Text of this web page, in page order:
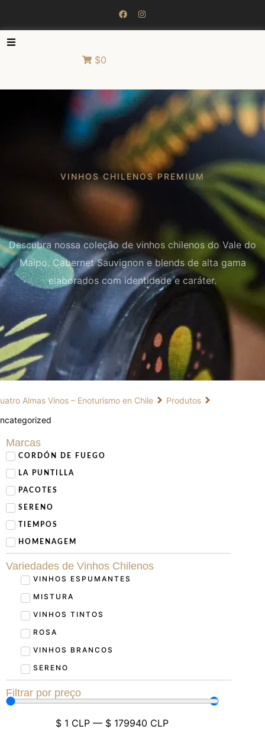
$0
VINHOS CHILENOS PREMIUM
Descubra nossa coleção de vinhos chilenos do Vale do
Maipo. Cabernet Sauvignon e blends de alta gama
elaborados com identidade e caráter.
Almas Vinos – Enoturismo en Chile
Produtos
Marcas
CORDÓN DE FUEGO
LA PUNTILLA
PACOTES
SERENO
TIEMPOS
HOMENAGEM
Variedades de Vinhos Chilenos
VINHOS ESPUMANTES
MISTURA
VINHOS TINTOS
ROSA
VINHOS BRANCOS
SERENO
Filtrar por preço
$ 1 CLP — $ 179940 CLP